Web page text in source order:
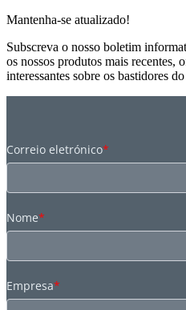
Mantenha-se atualizado!
Subscreva o nosso boletim
os nossos produtos mais recentes,
interessantes sobre os bastidores
Correio eletrónico*
Nome*
Empresa*